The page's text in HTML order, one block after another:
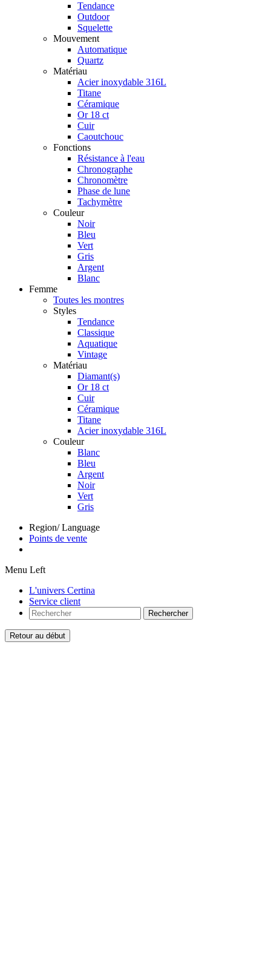
Tendance
Outdoor
Squelette
Mouvement
Automatique
Quartz
Matériau
Acier inoxydable 316L
Titane
Céramique
Or 18 ct
Cuir
Caoutchouc
Fonctions
Résistance à l'eau
Chronographe
Chronomètre
Phase de lune
Tachymètre
Couleur
Noir
Bleu
Vert
Gris
Argent
Blanc
Femme
Toutes les montres
Styles
Tendance
Classique
Aquatique
Vintage
Matériau
Diamant(s)
Or 18 ct
Cuir
Céramique
Titane
Acier inoxydable 316L
Couleur
Blanc
Bleu
Argent
Noir
Vert
Gris
Region/ Language
Points de vente
Menu Left
L'univers Certina
Service client
Rechercher
Retour au début